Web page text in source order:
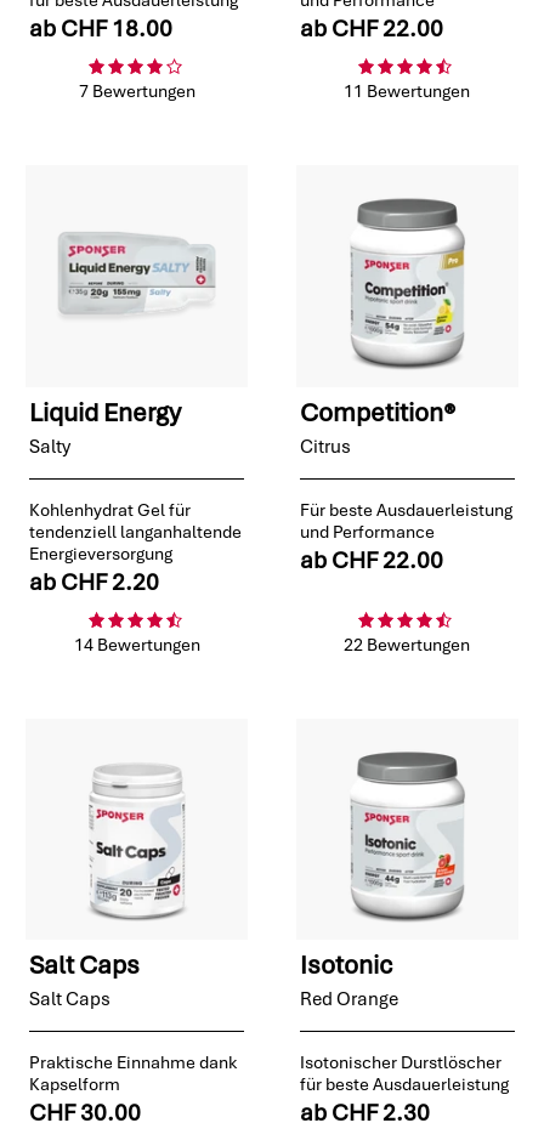
ab CHF 18.00
7 Bewertungen
ab CHF 22.00
11 Bewertungen
Liquid Energy
Salty
Kohlenhydrat Gel für
tendenziell langanhaltende
Energieversorgung
ab CHF 2.20
14 Bewertungen
Competition®
Citrus
Für beste Ausdauerleistung
und Performance
ab CHF 22.00
22 Bewertungen
Salt Caps
Salt Caps
Praktische Einnahme dank
Kapselform
CHF 30.00
Isotonic
Red Orange
Isotonischer Durstlöscher
für beste Ausdauerleistung
ab CHF 2.30